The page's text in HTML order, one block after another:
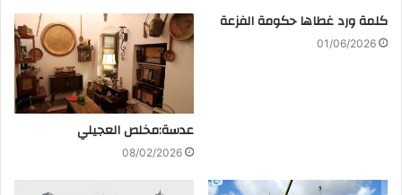
كلمة ورد غطاها حكومة الفزعة
01/06/2026
عدسة:مخلص العجيلي
08/02/2026